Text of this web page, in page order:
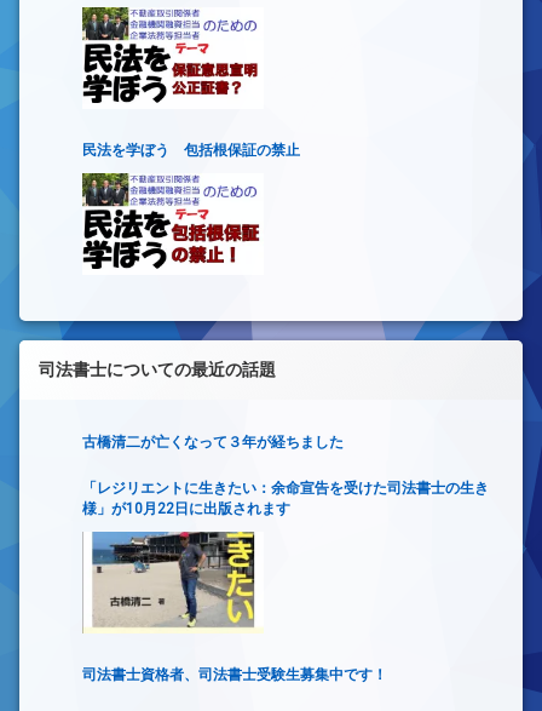
民法を学ぼう 包括根保証の禁止
司法書士についての最近の話題
古橋清二が亡くなって３年が経ちました
「レジリエントに生きたい：余命宣告を受けた司法書士の生き
様」が10月22日に出版されます
司法書士資格者、司法書士受験生募集中です！